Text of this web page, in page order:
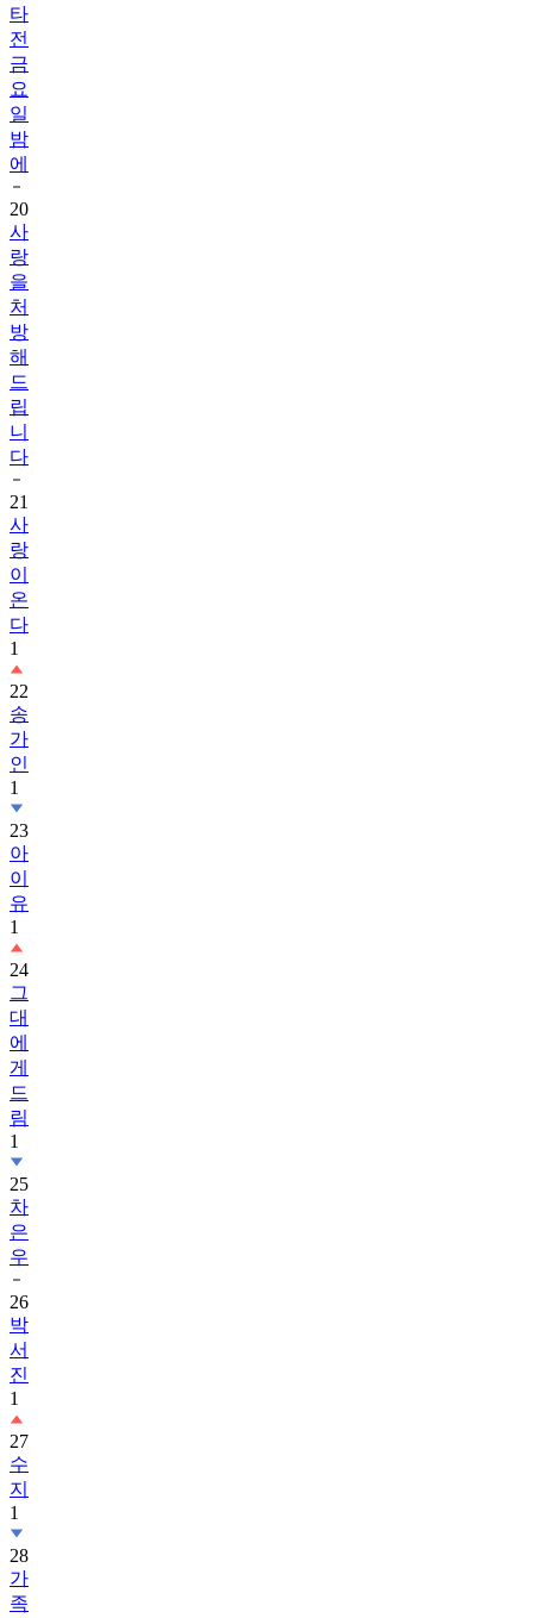
타
전
금
요
일
밤
에
20
사
랑
을
처
방
해
드
립
니
다
21
사
랑
이
온
다
1
22
송
가
인
1
23
아
이
유
1
24
그
대
에
게
드
림
1
25
차
은
우
26
박
서
진
1
27
수
지
1
28
가
족